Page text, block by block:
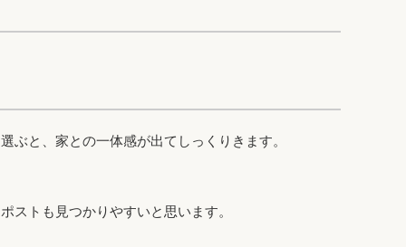
と、家との一体感が出てしっくりきます。
トも見つかりやすいと思います。